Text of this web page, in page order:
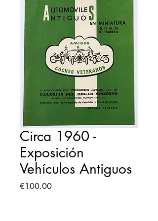
Circa 1960 -
Exposición
Vehículos Antiguos
€100.00Price